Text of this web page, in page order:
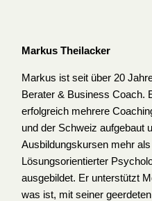
Markus Theilacker
Markus ist seit über 20
Berater & Business Coach.
erfolgreich mehrere
und der Schweiz aufgebaut
Ausbildungskursen mehr
Lösungsorientierter
ausgebildet. Er unterstützt
was ist, mit seiner